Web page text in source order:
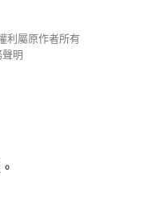
利屬原作者所有
聲明